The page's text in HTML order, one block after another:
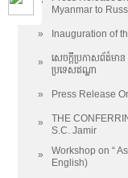
Myanmar to
» Inauguration of
»
សេចក្តីប្រកាសព័ត៌ម
ប្រទេសឥណ្ឌា
» Press Release
»
THE
S.C. Jamir
»
Workshop on “
English)